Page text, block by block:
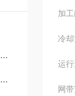
加
冷
运
网